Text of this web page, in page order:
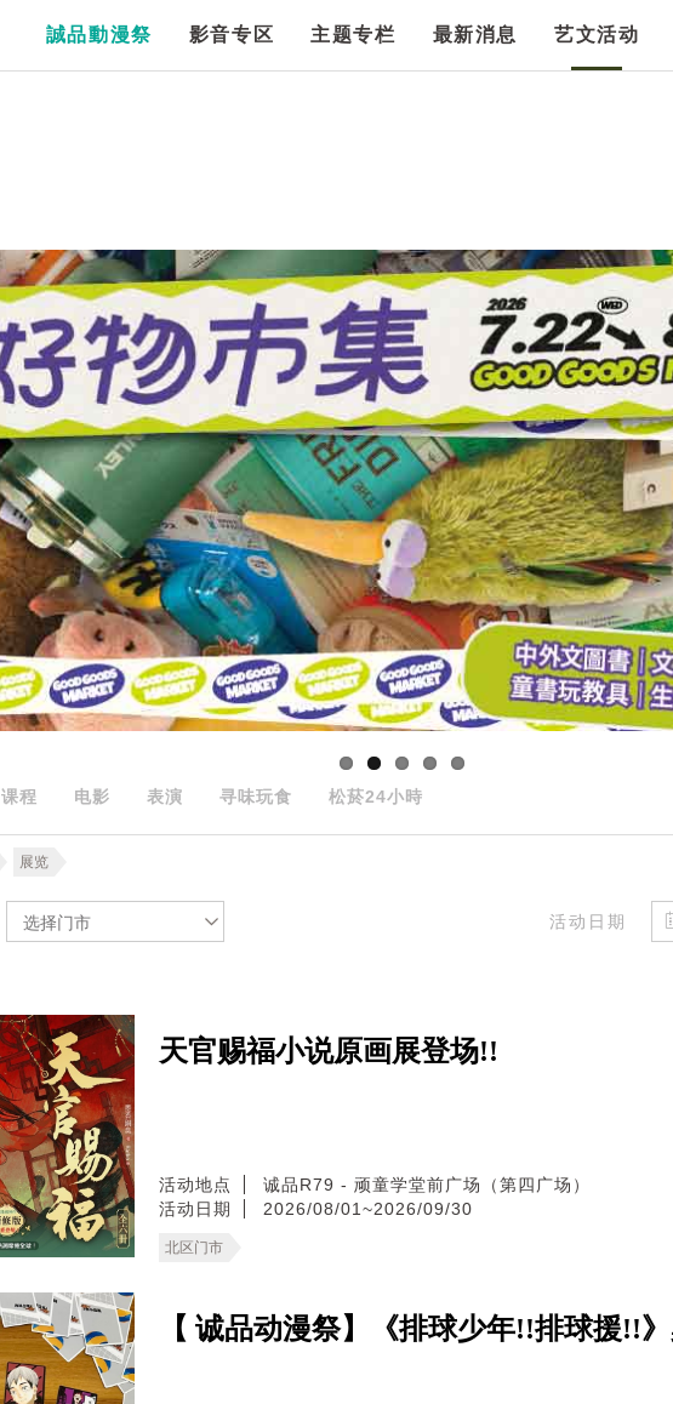
誠品動漫祭 影音专区 主题专栏 最新消息 艺文活动
课程 电影 表演 寻味玩食 松菸24小時
展览
选择门市 活动日期
天官赐福小说原画展登场!!
活动地点
诚品R79 - 顽童学堂前广场（第四广场）
活动日期
2026/08/01~2026/09/30
北区门市
【 诚品动漫祭】《排球少年!!排球援!!